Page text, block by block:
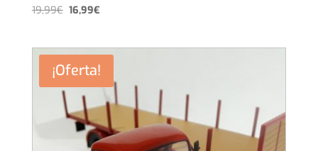
19,99€El
era:
19,99€.
16,99€El
es:
16,99€.
¡Oferta!